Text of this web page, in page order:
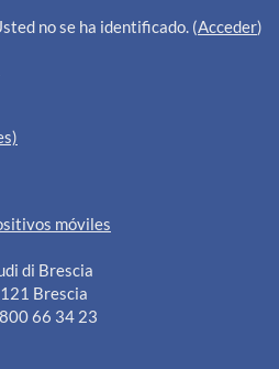
no se ha identificado. (Acceder)
móviles
di Brescia
Brescia
66 34 23